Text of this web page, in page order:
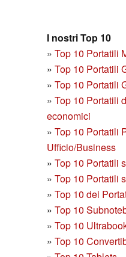
I nostri Top 10
» Top 10 Portatili
» Top 10 Portatili
» Top 10 Portatili
» Top 10 Portatili
economici
» Top 10 Portatili
Ufficio/Business
» Top 10 Portatili
» Top 10 Portatili
» Top 10 dei
» Top 10
» Top 10
» Top 10